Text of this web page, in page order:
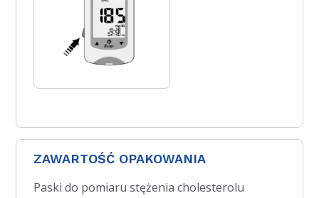
ZAWARTOŚĆ OPAKOWANIA
Paski do pomiaru stężenia cholesterolu